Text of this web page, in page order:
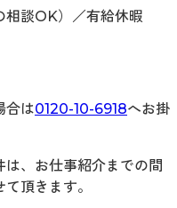
相談OK）／有給休暇
合は0120-10-6918へお掛
、お仕事紹介までの間
頂きます。